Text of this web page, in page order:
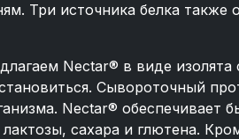
Три источника белка также
Nectar® в виде изолята
Сывороточный
Nectar® обеспечивает
сахара и глютена.